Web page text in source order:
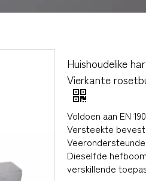
Huishoudelike
Vierkante
Voldoen aan EN
Versteekte
Dieselfde
verskillende